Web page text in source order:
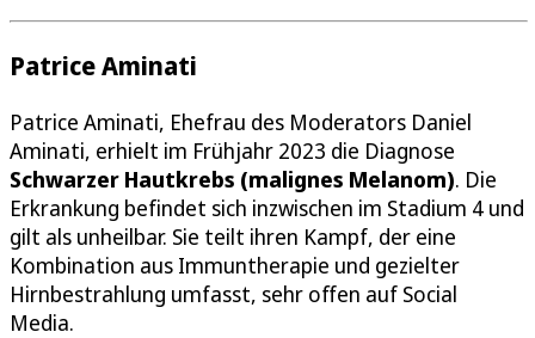
Patrice Aminati
Patrice Aminati, Ehefrau des Moderators Daniel
Aminati, erhielt im Frühjahr 2023 die Diagnose
Schwarzer Hautkrebs (malignes Melanom). Die
Erkrankung befindet sich inzwischen im Stadium 4 und
gilt als unheilbar. Sie teilt ihren Kampf, der eine
Kombination aus Immuntherapie und gezielter
Hirnbestrahlung umfasst, sehr offen auf Social
Media.